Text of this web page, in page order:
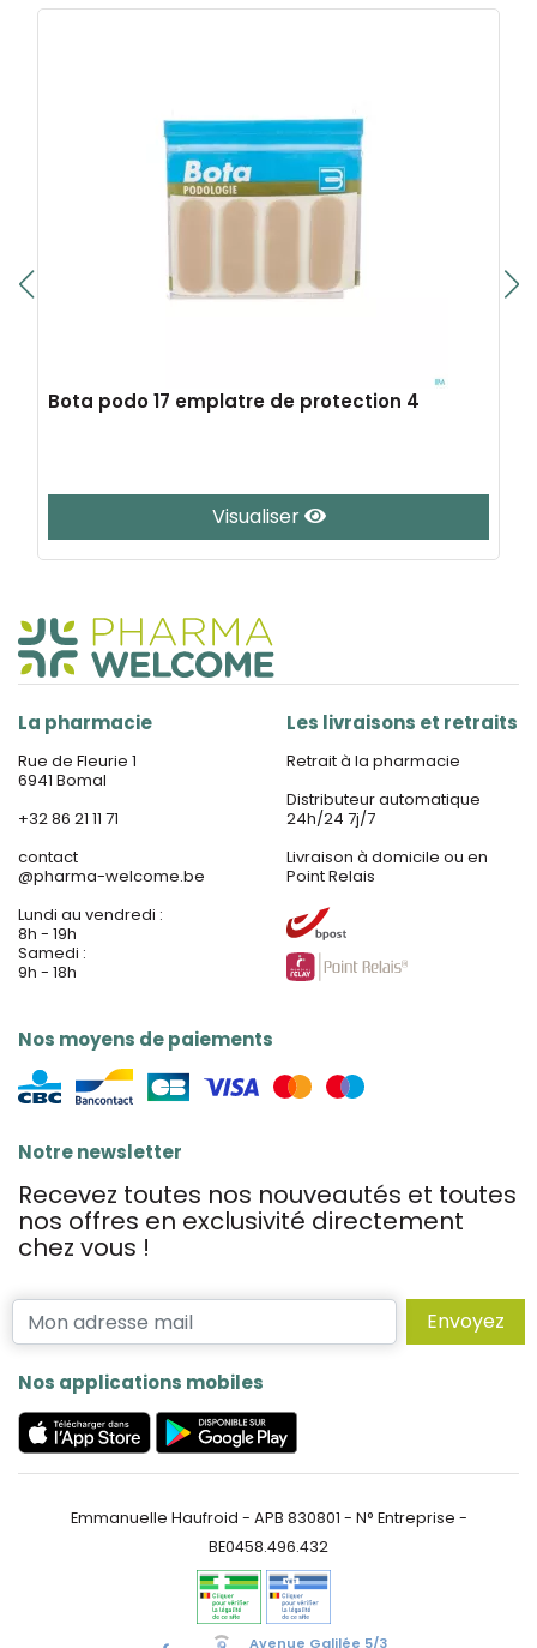
Bota podo 17 emplatre de protection 4
Visualiser
La pharmacie
Rue de Fleurie 1
6941 Bomal
+32 86 21 11 71
contact
@pharma-welcome.be
Lundi au vendredi :
8h - 19h
Samedi :
9h - 18h
Nos moyens de paiements
Les livraisons et retraits
Retrait à la pharmacie
Distributeur automatique
24h/24 7j/7
Livraison à domicile ou en
Point Relais
Notre newsletter
Recevez toutes nos nouveautés et toutes
nos offres en exclusivité directement
chez vous !
Envoyez
Nos applications mobiles
Emmanuelle Haufroid - APB 830801 - N° Entreprise -
BE0458.496.432
Avenue Galilée 5/3